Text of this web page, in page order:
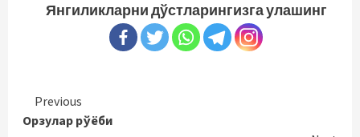
Янгиликларни дўстларингизга улашинг
Continue
Reading
Previous
Орзулар рўёби